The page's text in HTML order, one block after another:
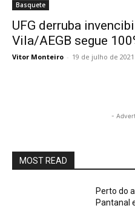
Basquete
UFG derruba
Vila/AEGB segue
Vitor Monteiro - 19 de julho de 2021
-
MOST READ
Perto do
Pantanal